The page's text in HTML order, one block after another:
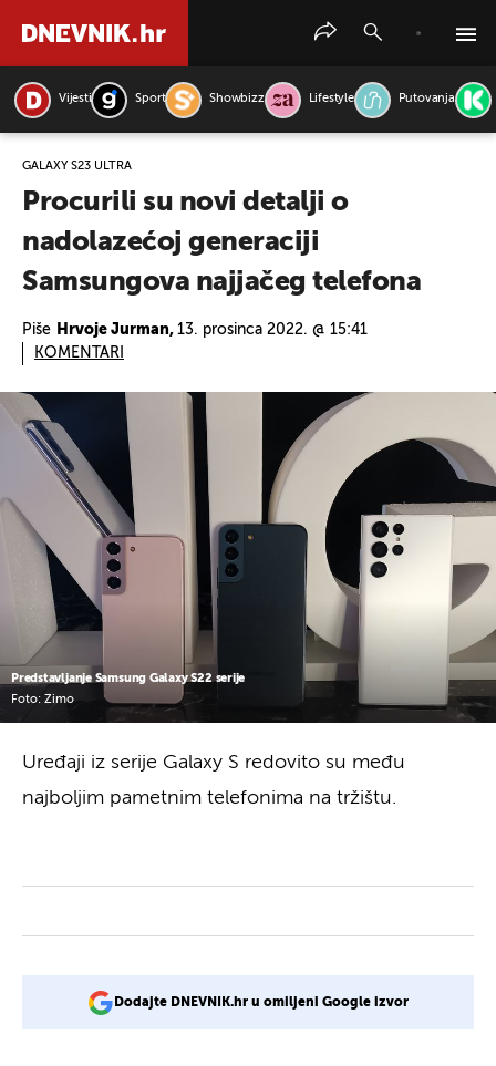
Vijesti Sport Showbizz Lifestyle Putovanja
GALAXY S23 ULTRA
Procurili su novi detalji o
nadolazećoj generaciji
Samsungova najjačeg telefona
Piše Hrvoje Jurman, 13. prosinca 2022. @ 15:41
KOMENTARI
Predstavljanje Samsung Galaxy S22 serije
Foto: Zimo
Uređaji iz serije Galaxy S redovito su među
najboljim pametnim telefonima na tržištu.
Dodajte DNEVNIK.hr u omiljeni Google izvor
PRETRAŽITE VIJESTI